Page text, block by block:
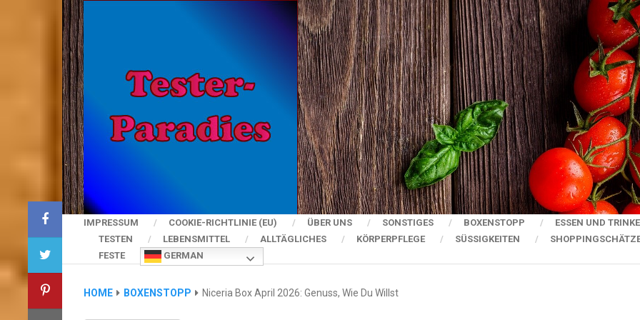
IMPRESSUM COOKIE-RICHTLINIE (EU) ÜBER UNS SONSTIGES BOXENSTOPP
ESSEN UND
TESTEN
LEBENSMITTEL ALLTÄGLICHES KÖRPERPFLEGE SÜSSIGKEITEN
FESTE
GERMAN
HOME BOXENSTOPP Niceria Box April 2026: Genuss, Wie Du Willst